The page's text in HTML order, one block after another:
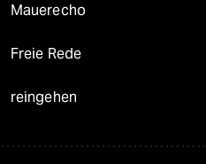
Mauerecho
Freie Rede
reingehen